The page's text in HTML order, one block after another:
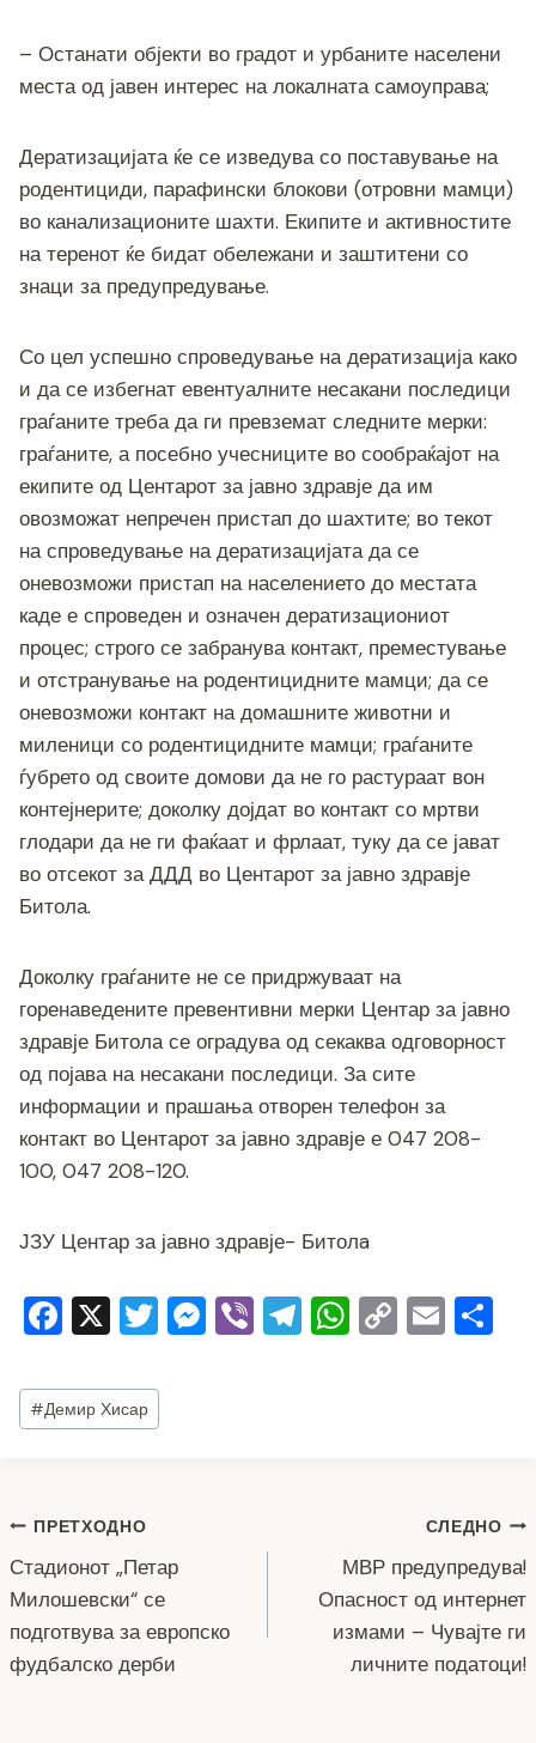
– Останати објекти во градот и урбаните населени
места од јавен интерес на локалната самоуправа;
Дератизацијата ќе се изведува со поставување на
родентициди, парафински блокови (отровни мамци)
во канализационите шахти. Екипите и активностите
на теренот ќе бидат обележани и заштитени со
знаци за предупредување.
Со цел успешно спроведување на дератизација како
и да се избегнат евентуалните несакани последици
граѓаните треба да ги превземат следните мерки:
граѓаните, а посебно учесниците во сообраќајот на
екипите од Центарот за јавно здравје да им
овозможат непречен пристап до шахтите; во текот
на спроведување на дератизацијата да се
оневозможи пристап на населението до местата
каде е спроведен и означен дератизациониот
процес; строго се забранува контакт, преместување
и отстранување на родентицидните мамци; да се
оневозможи контакт на домашните животни и
миленици со родентицидните мамци; граѓаните
ѓубрето од своите домови да не го растураат вон
контејнерите; доколку дојдат во контакт со мртви
глодари да не ги фаќаат и фрлаат, туку да се јават
во отсекот за ДДД во Центарот за јавно здравје
Битола.
Доколку граѓаните не се придржуваат на
горенаведените превентивни мерки Центар за јавно
здравје Битола се оградува од секаква одговорност
од појава на несакани последици. За сите
информации и прашања отворен телефон за
контакт во Центарот за јавно здравје е 047 208-
100, 047 208-120.
ЈЗУ Центар за јавно здравје- Битолa
F
c
e
o
o
k
X T
tt
er
M Vi T W
p
C E
Post
Tags:
#Демир Хисар
Навигација
на
напис
ПРЕТХОДНО
Стадионот „Петар
Милошевски“ се
подготвува за европско
фудбалско дерби
СЛЕДНО
МВР предупредува!
Опасност од интернет
измами – Чувајте ги
личните податоци!